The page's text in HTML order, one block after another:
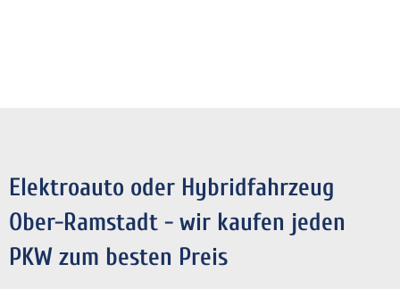
Elektroauto oder Hybridfahrzeug
Ober-Ramstadt - wir kaufen jeden
PKW zum besten Preis